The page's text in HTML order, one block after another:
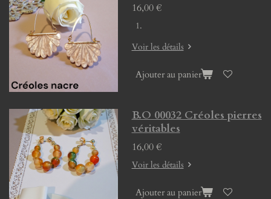
16,00 €
Voir les détails
Ajouter au panier
B.O 00032 Créoles pierres
véritables
16,00 €
Voir les détails
Ajouter au panier